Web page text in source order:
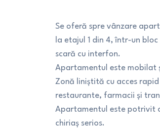
Se oferă spre vânzare
la etajul 1 din 4, într-un
scară cu interfon.
Apartamentul este mobilat
Zonă liniștită cu acces
restaurante, farmacii și
Apartamentul este potrivit
chiriaș serios.